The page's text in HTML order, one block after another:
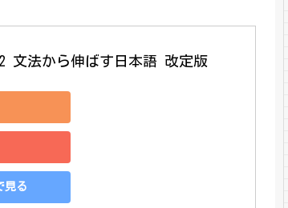
文法から伸ばす日本語 改定版
見る